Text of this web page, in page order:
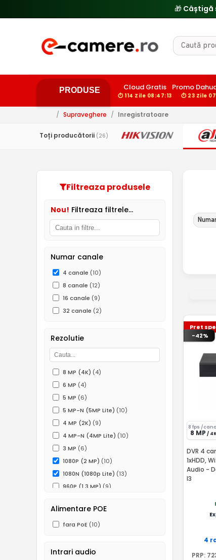
🎁
PRODUSE Cloud Gratis
⏱ 114 Zile 08:47:12
Promo
⏱ 23 Zile
/ Supraveghere / Inregistratoare
Toți producătorii (26)
Filtreaza produsele
Nou! Filtreaza filtrele...
Numar canale
4 canale (10)
8 canale (12)
16 canale (9)
32 canale (2)
Rezolutie
8 MP (4K) (4)
6 MP (4)
5 MP (6)
5 MP-N (5MP Lite) (10)
4 MP (2K) (9)
4 MP-N (4MP Lite) (10)
3 MP (6)
1080P (2 MP) (10)
1080N (1080p Lite) (13)
960P (1.3 MP) (9)
960H (0.5 MP)(11)
Alimentare POE
fara PoE (10)
Intrari audio
Pret
-42%
8 fps /
8 MP /
DVR 4
1xHDD,
Audio -
I3
4
PRP: